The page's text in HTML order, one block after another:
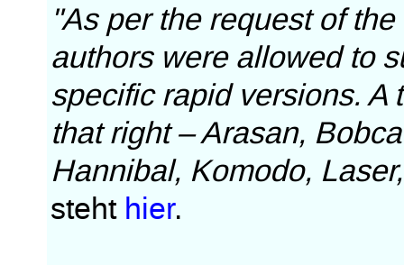
"As per the request of
authors were allowed to
specific rapid versions. A
that right – Arasan,
Hannibal, Komodo,
steht hier.